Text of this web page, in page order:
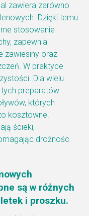
zawiera zarówno
Dzięki temu
stosowanie
zapewnia
zawiesiny oraz
W praktyce
Dla wielu
preparatów
których
kosztowne.
ścieki,
drożnośc
są w różnych
i proszku.